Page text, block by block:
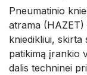
Pneumatinio
atrama (HAZET)
kniedikliui,
patikimą įrankio
dalis techninei